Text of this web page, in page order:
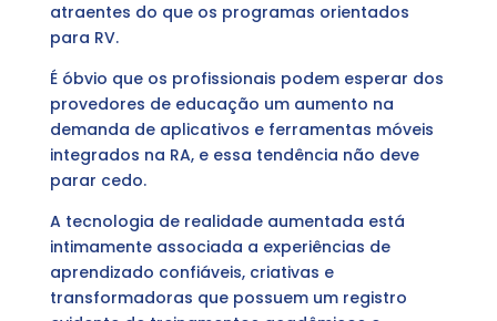
atraentes do que os programas orientados
para RV.
É óbvio que os profissionais podem esperar dos
provedores de educação um aumento na
demanda de aplicativos e ferramentas móveis
integrados na RA, e essa tendência não deve
parar cedo.
A tecnologia de realidade aumentada está
intimamente associada a experiências de
aprendizado confiáveis, criativas e
transformadoras que possuem um registro